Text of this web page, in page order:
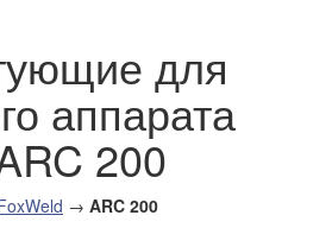
для
аппарата
200
→ ARC 200